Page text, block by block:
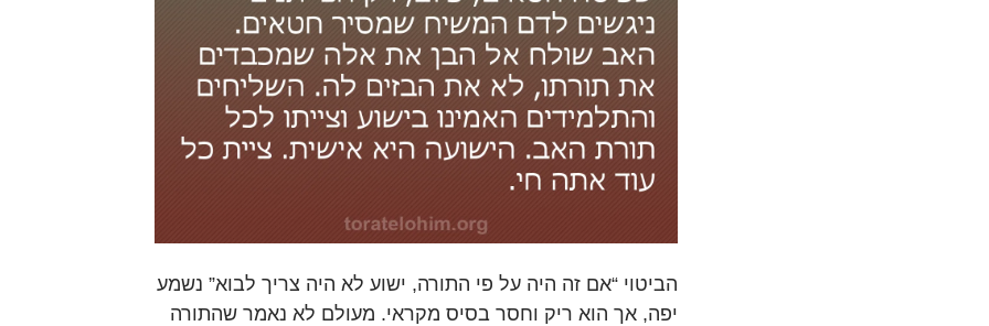
הביטוי “אם זה היה על פי התורה, ישוע לא היה צריך לבוא” נשמע
יפה, אך הוא ריק וחסר בסיס מקראי. מעולם לא נאמר שהתורה